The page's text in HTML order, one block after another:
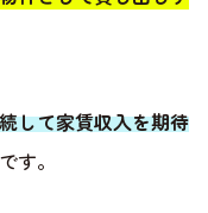
して家賃収入を期待
です。